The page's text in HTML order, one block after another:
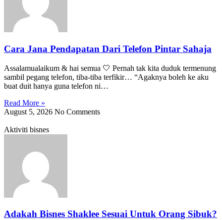
Cara Jana Pendapatan Dari Telefon Pintar Sahaja
Assalamualaikum & hai semua 🤍 Pernah tak kita duduk termenung
sambil pegang telefon, tiba-tiba terfikir… “Agaknya boleh ke aku
buat duit hanya guna telefon ni…
Read More »
August 5, 2026 No Comments
Aktiviti bisnes
Adakah Bisnes Shaklee Sesuai Untuk Orang Sibuk?